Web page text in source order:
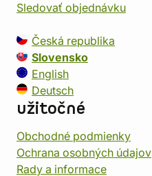
Sledovať objednávku
Česká republika
Slovensko
English
Deutsch
užitočné
Obchodné podmienky
Ochrana osobných údajov
Rady a informace